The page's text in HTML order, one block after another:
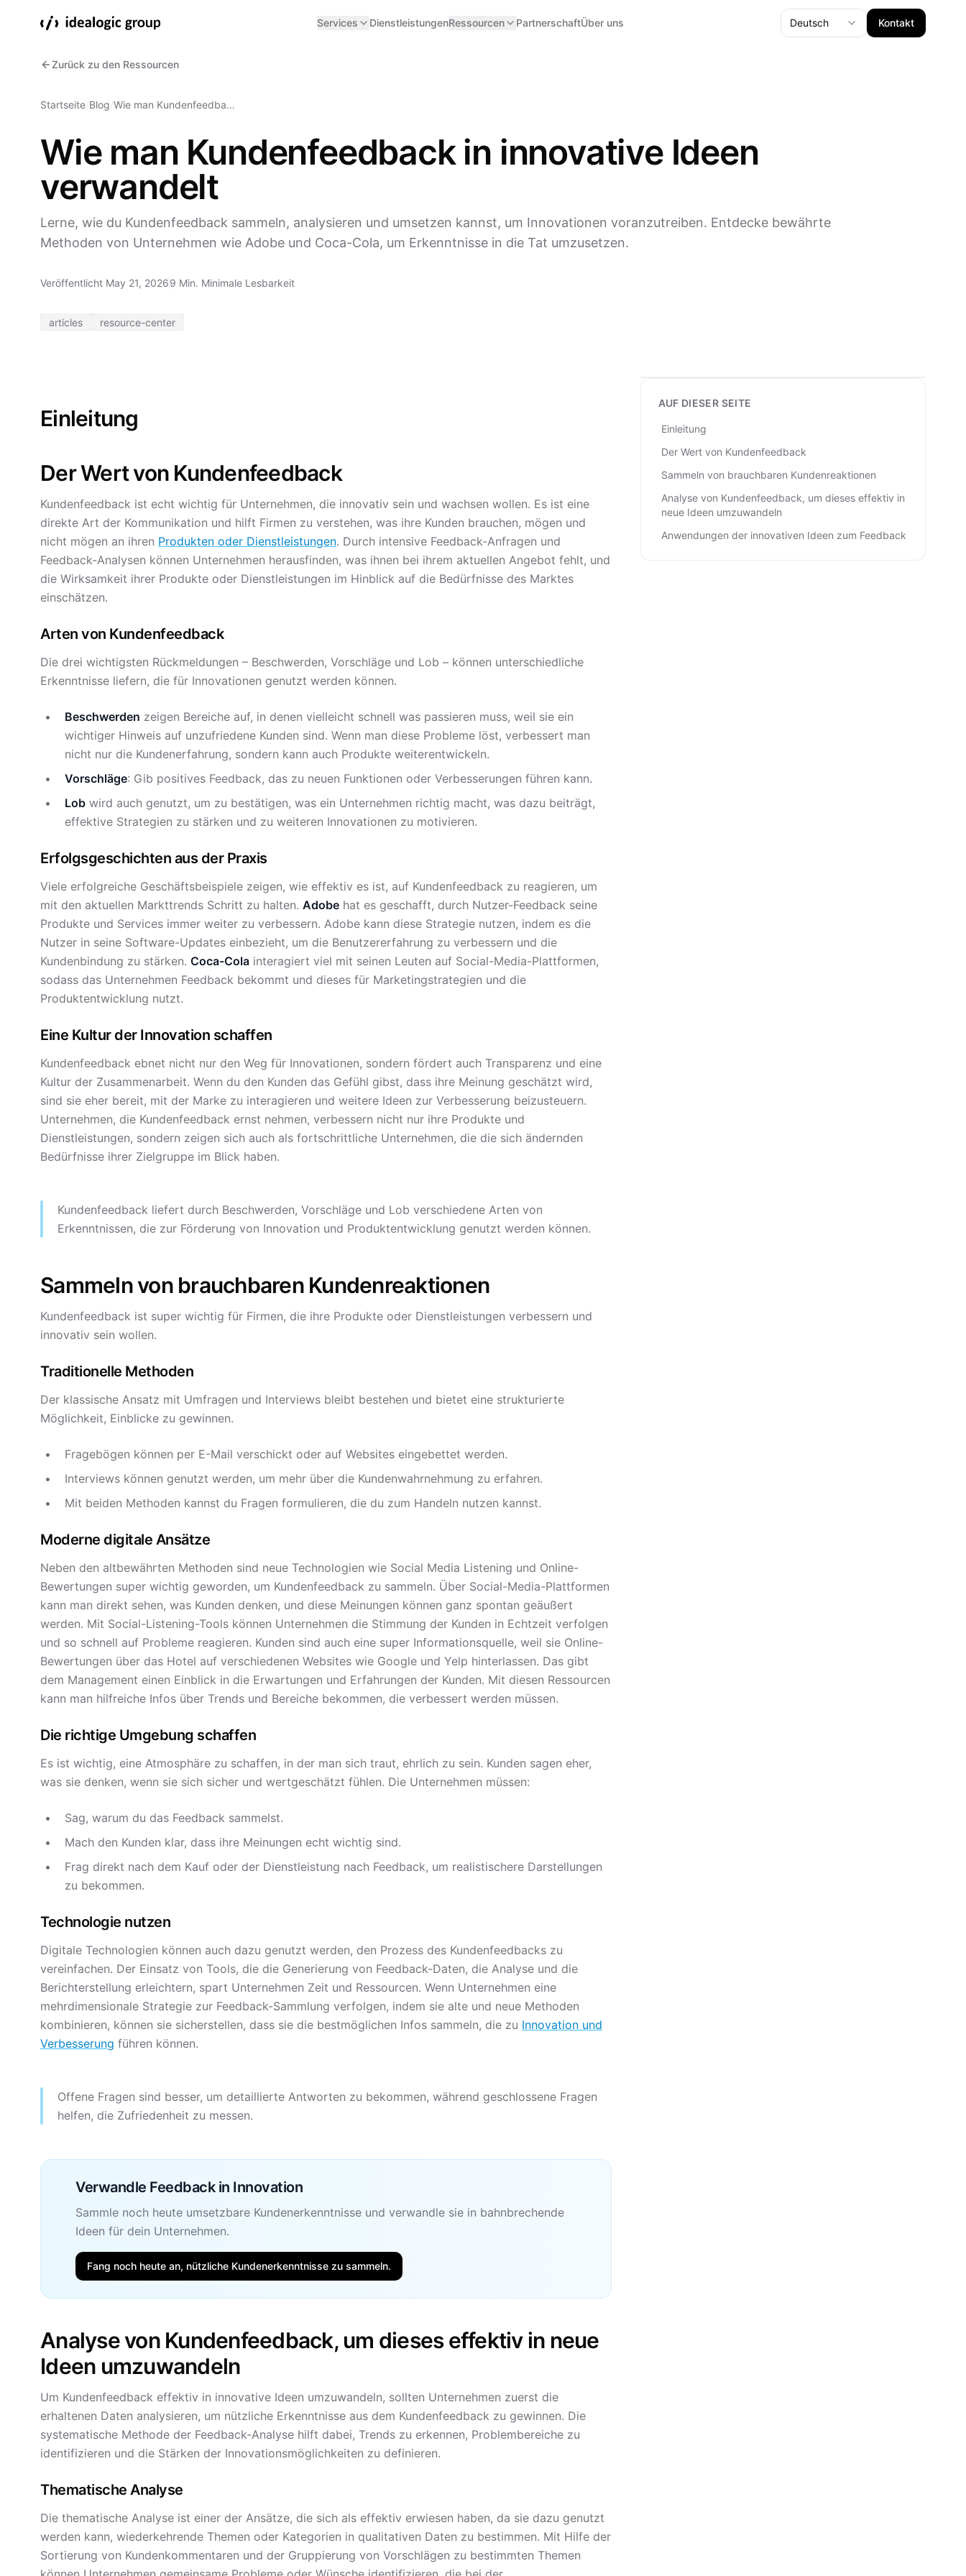
Services DienstleistungenRessourcen PartnerschaftÜber uns Deutsch Kontakt
Zurück zu den Ressourcen
Startseite/Blog/Wie man Kundenfeedba…
Wie man Kundenfeedback in innovative Ideen
verwandelt
Lerne, wie du Kundenfeedback sammeln, analysieren und umsetzen kannst, um Innovationen voranzutreiben. Entdecke bewährte
Methoden von Unternehmen wie Adobe und Coca-Cola, um Erkenntnisse in die Tat umzusetzen.
Veröffentlicht May 21, 20269 Min. Minimale Lesbarkeit
articles resource-center
Einleitung
Der Wert von Kundenfeedback
Kundenfeedback ist echt wichtig für Unternehmen, die innovativ sein und wachsen wollen. Es ist eine
direkte Art der Kommunikation und hilft Firmen zu verstehen, was ihre Kunden brauchen, mögen und
nicht mögen an ihren Produkten oder Dienstleistungen. Durch intensive Feedback-Anfragen und
Feedback-Analysen können Unternehmen herausfinden, was ihnen bei ihrem aktuellen Angebot fehlt, und
die Wirksamkeit ihrer Produkte oder Dienstleistungen im Hinblick auf die Bedürfnisse des Marktes
einschätzen.
Arten von Kundenfeedback
Die drei wichtigsten Rückmeldungen – Beschwerden, Vorschläge und Lob – können unterschiedliche
Erkenntnisse liefern, die für Innovationen genutzt werden können.
Beschwerden zeigen Bereiche auf, in denen vielleicht schnell was passieren muss, weil sie ein
wichtiger Hinweis auf unzufriedene Kunden sind. Wenn man diese Probleme löst, verbessert man
nicht nur die Kundenerfahrung, sondern kann auch Produkte weiterentwickeln.
Vorschläge: Gib positives Feedback, das zu neuen Funktionen oder Verbesserungen führen kann.
Lob wird auch genutzt, um zu bestätigen, was ein Unternehmen richtig macht, was dazu beiträgt,
effektive Strategien zu stärken und zu weiteren Innovationen zu motivieren.
Erfolgsgeschichten aus der Praxis
Viele erfolgreiche Geschäftsbeispiele zeigen, wie effektiv es ist, auf Kundenfeedback zu reagieren, um
mit den aktuellen Markttrends Schritt zu halten. Adobe hat es geschafft, durch Nutzer-Feedback seine
Produkte und Services immer weiter zu verbessern. Adobe kann diese Strategie nutzen, indem es die
Nutzer in seine Software-Updates einbezieht, um die Benutzererfahrung zu verbessern und die
Kundenbindung zu stärken. Coca-Cola interagiert viel mit seinen Leuten auf Social-Media-Plattformen,
sodass das Unternehmen Feedback bekommt und dieses für Marketingstrategien und die
Produktentwicklung nutzt.
Eine Kultur der Innovation schaffen
Kundenfeedback ebnet nicht nur den Weg für Innovationen, sondern fördert auch Transparenz und eine
Kultur der Zusammenarbeit. Wenn du den Kunden das Gefühl gibst, dass ihre Meinung geschätzt wird,
sind sie eher bereit, mit der Marke zu interagieren und weitere Ideen zur Verbesserung beizusteuern.
Unternehmen, die Kundenfeedback ernst nehmen, verbessern nicht nur ihre Produkte und
Dienstleistungen, sondern zeigen sich auch als fortschrittliche Unternehmen, die die sich ändernden
Bedürfnisse ihrer Zielgruppe im Blick haben.
Kundenfeedback liefert durch Beschwerden, Vorschläge und Lob verschiedene Arten von
Erkenntnissen, die zur Förderung von Innovation und Produktentwicklung genutzt werden können.
Sammeln von brauchbaren Kundenreaktionen
Kundenfeedback ist super wichtig für Firmen, die ihre Produkte oder Dienstleistungen verbessern und
innovativ sein wollen.
Traditionelle Methoden
Der klassische Ansatz mit Umfragen und Interviews bleibt bestehen und bietet eine strukturierte
Möglichkeit, Einblicke zu gewinnen.
Fragebögen können per E-Mail verschickt oder auf Websites eingebettet werden.
Interviews können genutzt werden, um mehr über die Kundenwahrnehmung zu erfahren.
Mit beiden Methoden kannst du Fragen formulieren, die du zum Handeln nutzen kannst.
Moderne digitale Ansätze
Neben den altbewährten Methoden sind neue Technologien wie Social Media Listening und Online-
Bewertungen super wichtig geworden, um Kundenfeedback zu sammeln. Über Social-Media-Plattformen
kann man direkt sehen, was Kunden denken, und diese Meinungen können ganz spontan geäußert
werden. Mit Social-Listening-Tools können Unternehmen die Stimmung der Kunden in Echtzeit verfolgen
und so schnell auf Probleme reagieren. Kunden sind auch eine super Informationsquelle, weil sie Online-
Bewertungen über das Hotel auf verschiedenen Websites wie Google und Yelp hinterlassen. Das gibt
dem Management einen Einblick in die Erwartungen und Erfahrungen der Kunden. Mit diesen Ressourcen
kann man hilfreiche Infos über Trends und Bereiche bekommen, die verbessert werden müssen.
Die richtige Umgebung schaffen
Es ist wichtig, eine Atmosphäre zu schaffen, in der man sich traut, ehrlich zu sein. Kunden sagen eher,
was sie denken, wenn sie sich sicher und wertgeschätzt fühlen. Die Unternehmen müssen:
Sag, warum du das Feedback sammelst.
Mach den Kunden klar, dass ihre Meinungen echt wichtig sind.
Frag direkt nach dem Kauf oder der Dienstleistung nach Feedback, um realistischere Darstellungen
zu bekommen.
Technologie nutzen
Digitale Technologien können auch dazu genutzt werden, den Prozess des Kundenfeedbacks zu
vereinfachen. Der Einsatz von Tools, die die Generierung von Feedback-Daten, die Analyse und die
Berichterstellung erleichtern, spart Unternehmen Zeit und Ressourcen. Wenn Unternehmen eine
mehrdimensionale Strategie zur Feedback-Sammlung verfolgen, indem sie alte und neue Methoden
kombinieren, können sie sicherstellen, dass sie die bestmöglichen Infos sammeln, die zu Innovation und
Verbesserung führen können.
Offene Fragen sind besser, um detaillierte Antworten zu bekommen, während geschlossene Fragen
helfen, die Zufriedenheit zu messen.
Verwandle Feedback in Innovation
Sammle noch heute umsetzbare Kundenerkenntnisse und verwandle sie in bahnbrechende
Ideen für dein Unternehmen.
Fang noch heute an, nützliche Kundenerkenntnisse zu sammeln.
Analyse von Kundenfeedback, um dieses effektiv in neue
Ideen umzuwandeln
Um Kundenfeedback effektiv in innovative Ideen umzuwandeln, sollten Unternehmen zuerst die
erhaltenen Daten analysieren, um nützliche Erkenntnisse aus dem Kundenfeedback zu gewinnen. Die
systematische Methode der Feedback-Analyse hilft dabei, Trends zu erkennen, Problembereiche zu
identifizieren und die Stärken der Innovationsmöglichkeiten zu definieren.
Thematische Analyse
Die thematische Analyse ist einer der Ansätze, die sich als effektiv erwiesen haben, da sie dazu genutzt
werden kann, wiederkehrende Themen oder Kategorien in qualitativen Daten zu bestimmen. Mit Hilfe der
Sortierung von Kundenkommentaren und der Gruppierung von Vorschlägen zu bestimmten Themen
AUF DIESER SEITE
Einleitung
Der Wert von Kundenfeedback
Sammeln von brauchbaren Kundenreaktionen
Analyse von Kundenfeedback, um dieses effektiv in
neue Ideen umzuwandeln
Anwendungen der innovativen Ideen zum Feedback